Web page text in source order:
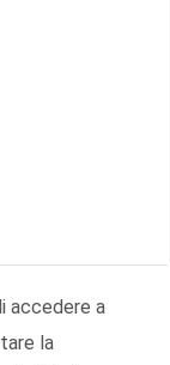
accedere a
la